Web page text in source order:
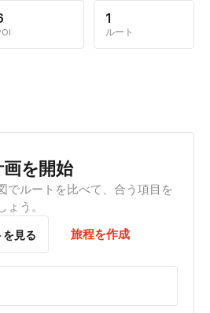
1
ルート
を開始
でルートを比べて、合う項目を
う。
を見る 旅程を作成